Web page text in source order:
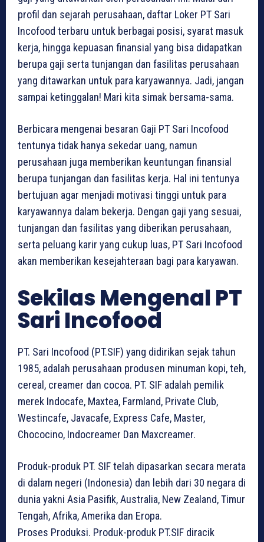
profil dan sejarah perusahaan, daftar Loker PT Sari
Incofood terbaru untuk berbagai posisi, syarat masuk
kerja, hingga kepuasan finansial yang bisa didapatkan
berupa gaji serta tunjangan dan fasilitas perusahaan
yang ditawarkan untuk para karyawannya. Jadi, jangan
sampai ketinggalan! Mari kita simak bersama-sama.
Berbicara mengenai besaran Gaji PT Sari Incofood
tentunya tidak hanya sekedar uang, namun
perusahaan juga memberikan keuntungan finansial
berupa tunjangan dan fasilitas kerja. Hal ini tentunya
bertujuan agar menjadi motivasi tinggi untuk para
karyawannya dalam bekerja. Dengan gaji yang sesuai,
tunjangan dan fasilitas yang diberikan perusahaan,
serta peluang karir yang cukup luas, PT Sari Incofood
akan memberikan kesejahteraan bagi para karyawan.
Sekilas Mengenal PT
Sari Incofood
PT. Sari Incofood (PT.SIF) yang didirikan sejak tahun
1985, adalah perusahaan produsen minuman kopi, teh,
cereal, creamer dan cocoa. PT. SIF adalah pemilik
merek Indocafe, Maxtea, Farmland, Private Club,
Westincafe, Javacafe, Express Cafe, Master,
Chococino, Indocreamer Dan Maxcreamer.
Produk-produk PT. SIF telah dipasarkan secara merata
di dalam negeri (Indonesia) dan lebih dari 30 negara di
dunia yakni Asia Pasifik, Australia, New Zealand, Timur
Tengah, Afrika, Amerika dan Eropa.
Proses Produksi. Produk-produk PT.SIF diracik